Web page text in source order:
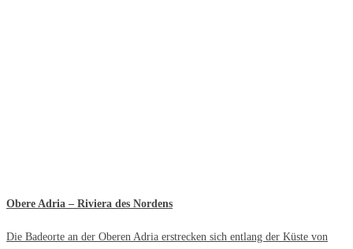
Obere Adria – Riviera des Nordens
Die Badeorte an der Oberen Adria erstrecken sich entlang der Küste von